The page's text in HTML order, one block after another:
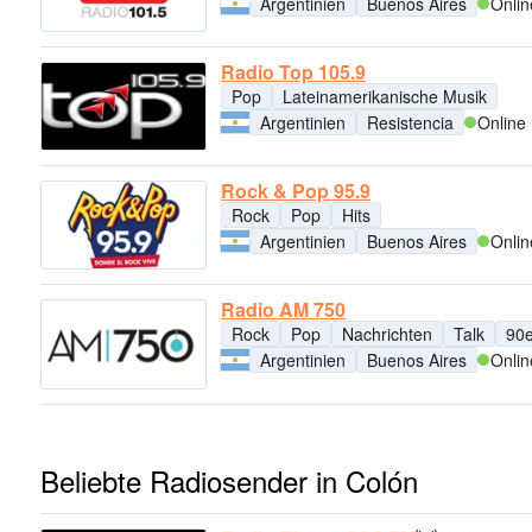
Radio Top 105.9
Pop
Lateinamerikanische Musik
Argentinien
Resistencia Online
Rock & Pop 95.9
Rock Pop
Hits
Argentinien
Buenos Aires
Radio AM 750
Rock Pop Nachrichten Talk
Argentinien
Buenos Aires
Beliebte Radiosender in Colón